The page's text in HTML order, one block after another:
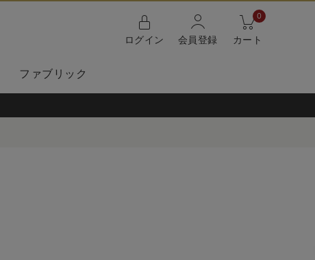
ログイン 会員登録
0
カート
ファブリック